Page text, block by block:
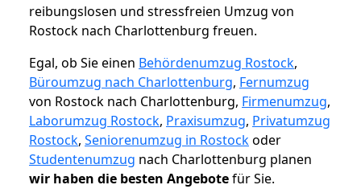
reibungslosen und stressfreien Umzug von
Rostock nach Charlottenburg freuen.
Egal, ob Sie einen Behördenumzug Rostock,
Büroumzug nach Charlottenburg, Fernumzug
von Rostock nach Charlottenburg, Firmenumzug,
Laborumzug Rostock, Praxisumzug, Privatumzug
Rostock, Seniorenumzug in Rostockoder
Studentenumzug nach Charlottenburg planen
wir haben die besten Angebotefür Sie.